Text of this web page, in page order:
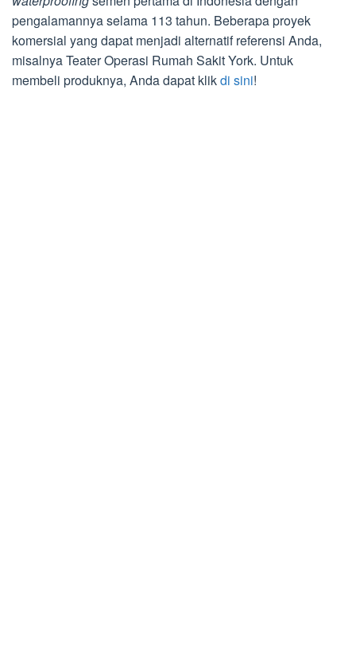
pengalamannya selama 113 tahun. Beberapa proyek
komersial yang dapat menjadi alternatif referensi Anda,
misalnya Teater Operasi Rumah Sakit York. Untuk
membeli produknya, Anda dapat klikdi sini!